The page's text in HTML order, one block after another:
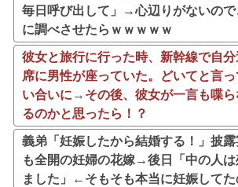
毎日呼び出して」→心辺りがないの
に調べさせたらｗｗｗｗｗ
彼女と旅行に行った時、新幹線で自
席に男性が座っていた。どいてと言
い合いに→その後、彼女が一言も喋ら
るのかと思ったら！？
義弟「妊娠したから結婚する！」披
も全開の妊婦の花嫁→後日「中の人は
ました」←そもそも本当に妊娠してた